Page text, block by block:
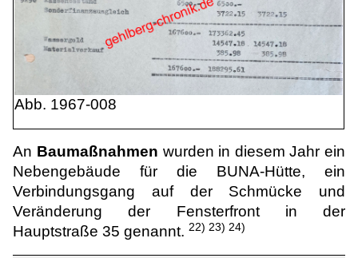
Abb. 1967-008
An Baumaßnahmen wurden in diesem Jahr ein
Nebengebäude für die BUNA-Hütte, ein
Verbindungsgang auf der Schmücke und
Veränderung der Fensterfront in der
Hauptstraße 35 genannt.22) 23) 24)